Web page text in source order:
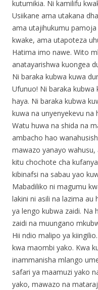
kutumikia. Ni kamilifu
Usiikane ama utakana
ama utajihukumu
kwake, ama utapoteza
Hatima imo nawe. Wito
anatayarishwa kuongea
Ni baraka kubwa kuwa
Ufunuo! Ni baraka kubwa
haya. Ni baraka kubwa
kuwa na unyenyekevu na
Watu huwa na shida na
ambacho hao
mawazo yanayo
kitu chochote cha
kibinafsi na sabau yao
Mabadiliko ni magumu
lakini ni asili na lazima au
ya lengo kubwa zaidi. Na
zaidi na muungano
Hii ndio malipo ya
kwa maombi yako. Kwa
inammanisha mlango
safari ya maamuzi yako
yako, mawazo na